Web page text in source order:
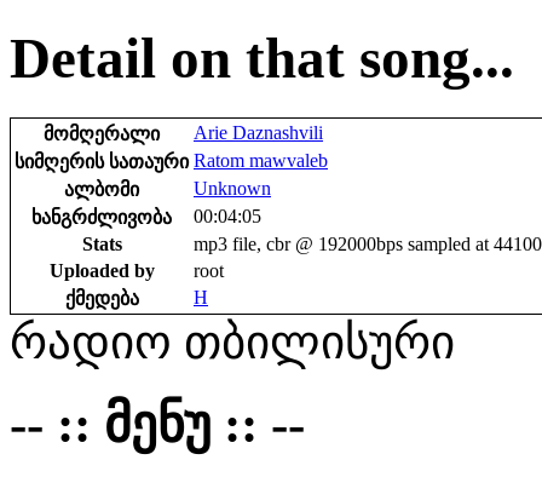
Detail on that song...
მომღერალი
Arie Daznashvili
სიმღერის სათაური Ratom mawvaleb
ალბომი
Unknown
ხანგრძლივობა
00:04:05
Stats
mp3 file, cbr @ 192000bps sampled at
Uploaded by
root
ქმედება
H
რადიო თბილისური
-- :: მენუ :: --